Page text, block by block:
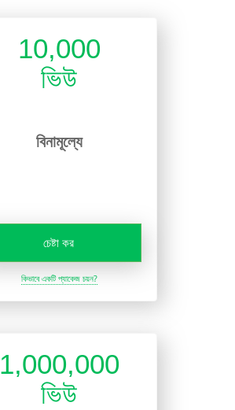
10,000
ভিউ
বিনামূল্যে
চেষ্টা কর
কিভাবে একটি প্যাকেজ চয়ন?
1,000,000
ভিউ